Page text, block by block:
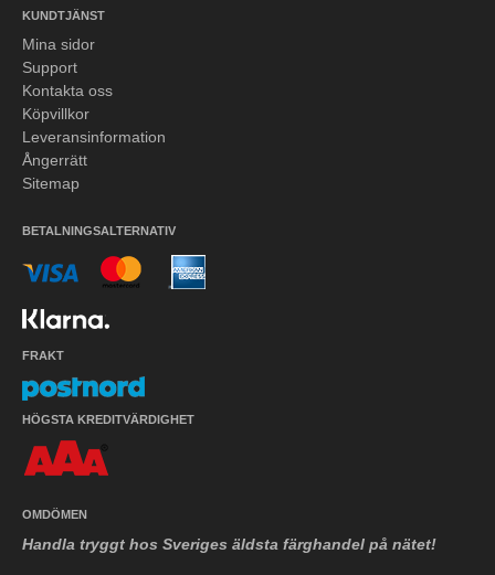
KUNDTJÄNST
Mina sidor
Support
Kontakta oss
Köpvillkor
Leveransinformation
Ångerrätt
Sitemap
BETALNINGSALTERNATIV
FRAKT
HÖGSTA KREDITVÄRDIGHET
OMDÖMEN
Handla tryggt hos Sveriges äldsta färghandel på nätet!